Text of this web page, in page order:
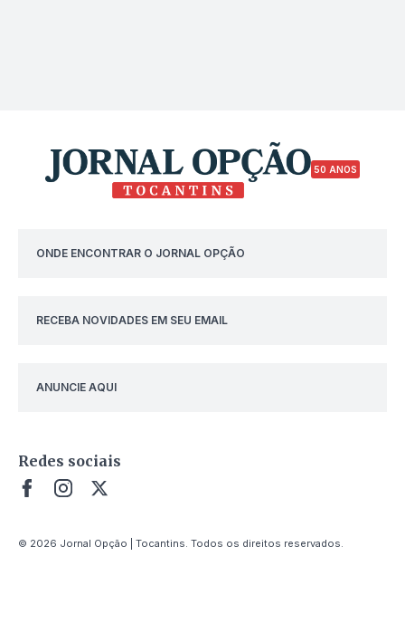
50 ANOS
ONDE ENCONTRAR O JORNAL OPÇÃO
RECEBA NOVIDADES EM SEU EMAIL
ANUNCIE AQUI
Redes sociais
© 2026 Jornal Opção | Tocantins. Todos os direitos reservados.